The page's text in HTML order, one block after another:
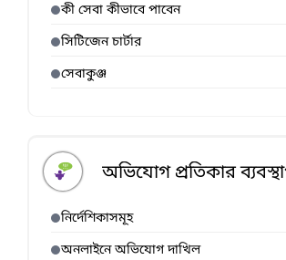
কী সেবা কীভাবে পাবেন
সিটিজেন চার্টার
সেবাকুঞ্জ
অভিযোগ প্রতিকার
নির্দেশিকাসমূহ
অনলাইনে অভিযোগ দাখিল